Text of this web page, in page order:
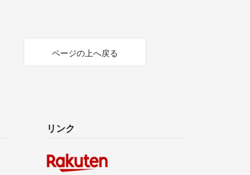
ページの上へ戻る
リンク